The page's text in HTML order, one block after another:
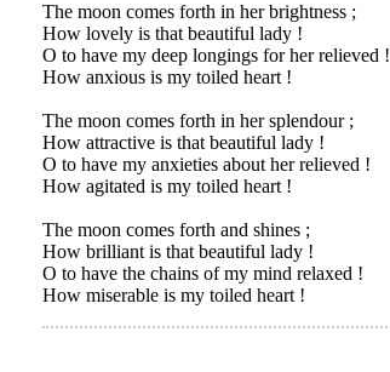
The moon comes forth in her brightness ;
How lovely is that beautiful lady !
O to have my deep longings for her relieved !
How anxious is my toiled heart !
The moon comes forth in her splendour ;
How attractive is that beautiful lady !
O to have my anxieties about her relieved !
How agitated is my toiled heart !
The moon comes forth and shines ;
How brilliant is that beautiful lady !
O to have the chains of my mind relaxed !
How miserable is my toiled heart !